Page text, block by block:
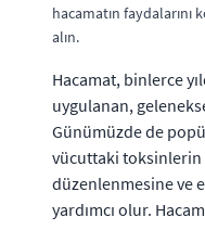
hacamatın faydalarını
alın.
Hacamat, binlerce
uygulanan,
Günümüzde de
vücuttaki toksinlerin
düzenlenmesine ve
yardımcı olur.